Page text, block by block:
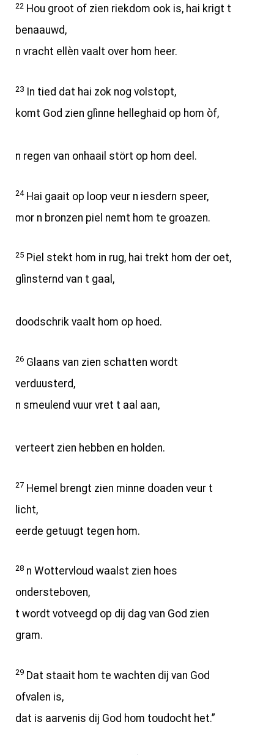
22 Hou groot of zien riekdom ook is, hai krigt t
benaauwd,
n vracht ellèn vaalt over hom heer.
23
In tied dat hai zok nog volstopt,
komt God zien glìnne helleghaid op hom òf,
n regen van onhaail stört op hom deel.
24Hai gaait op loop veur n iesdern speer,
mor n bronzen piel nemt hom te groazen.
25 Piel stekt hom in rug, hai trekt hom der oet,
glìnsternd van t gaal,
doodschrik vaalt hom op hoed.
26 Glaans van zien schatten wordt
verduusterd,
n smeulend vuur vret t aal aan,
verteert zien hebben en holden.
27 Hemel brengt zien minne doaden veur t
licht,
eerde getuugt tegen hom.
28 n Wottervloud waalst zien hoes
ondersteboven,
t wordt votveegd op dij dag van God zien
gram.
29 Dat staait hom te wachten dij van God
ofvalen is,
dat is aarvenis dij God hom toudocht het.”